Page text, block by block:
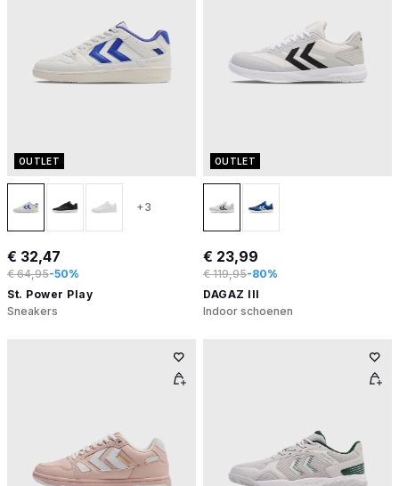
OUTLET
+3
€ 32,47
€ 64,95-50%
St. Power Play
Sneakers
OUTLET
€ 23,99
€ 119,95-80%
DAGAZ III
Indoor schoenen